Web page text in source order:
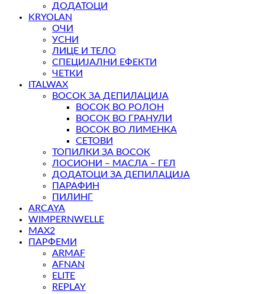
ДОДАТОЦИ
KRYOLAN
ОЧИ
УСНИ
ЛИЦЕ И ТЕЛО
СПЕЦИЈАЛНИ ЕФЕКТИ
ЧЕТКИ
ITALWAX
ВОСОК ЗА ДЕПИЛАЦИЈА
ВОСОК ВО РОЛОН
ВОСОК ВО ГРАНУЛИ
ВОСОК ВО ЛИМЕНКА
СЕТОВИ
ТОПИЛКИ ЗА ВОСОК
ЛОСИОНИ – МАСЛА – ГЕЛ
ДОДАТОЦИ ЗА ДЕПИЛАЦИЈА
ПАРАФИН
ПИЛИНГ
ARCAYA
WIMPERNWELLE
MAX2
ПАРФЕМИ
ARMAF
AFNAN
ELITE
REPLAY